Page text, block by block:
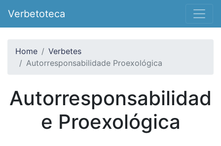
Verbetoteca
Home
Verbetes
Autorresponsabilidade Proexológica
Autorresponsabilidad
e Proexológica